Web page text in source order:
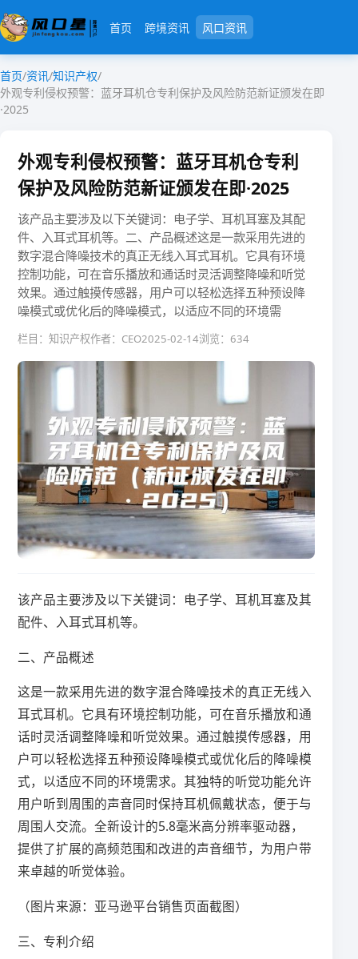
首页 跨境资讯 风口资讯
首页/资讯/知识产权/
外观专利侵权预警：蓝牙耳机仓专利保护及风险防范新证颁发在即
·2025
外观专利侵权预警：蓝牙耳机仓专利
保护及风险防范新证颁发在即·2025
该产品主要涉及以下关键词：电子学、耳机耳塞及其配
件、入耳式耳机等。二、产品概述这是一款采用先进的
数字混合降噪技术的真正无线入耳式耳机。它具有环境
控制功能，可在音乐播放和通话时灵活调整降噪和听觉
效果。通过触摸传感器，用户可以轻松选择五种预设降
噪模式或优化后的降噪模式，以适应不同的环境需
栏目：知识产权作者：CEO2025-02-14浏览：634
该产品主要涉及以下关键词：电子学、耳机耳塞及其
配件、入耳式耳机等。
二、产品概述
这是一款采用先进的数字混合降噪技术的真正无线入
耳式耳机。它具有环境控制功能，可在音乐播放和通
话时灵活调整降噪和听觉效果。通过触摸传感器，用
户可以轻松选择五种预设降噪模式或优化后的降噪模
式，以适应不同的环境需求。其独特的听觉功能允许
用户听到周围的声音同时保持耳机佩戴状态，便于与
周围人交流。全新设计的5.8毫米高分辨率驱动器，
提供了扩展的高频范围和改进的声音细节，为用户带
来卓越的听觉体验。
（图片来源：亚马逊平台销售页面截图）
三、专利介绍